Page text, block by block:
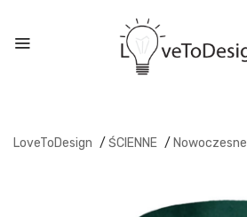
LoveToDesign / ŚCIENNE / Nowoczesne